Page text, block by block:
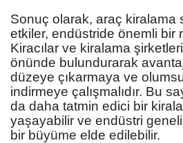
Sonuç olarak, araç kiralama
etkiler, endüstride önemli bir
Kiracılar ve kiralama
önünde bulundurarak
düzeye çıkarmaya ve
indirmeye çalışmalıdır. Bu
da daha tatmin edici bir
yaşayabilir ve endüstri
bir büyüme elde edilebilir.